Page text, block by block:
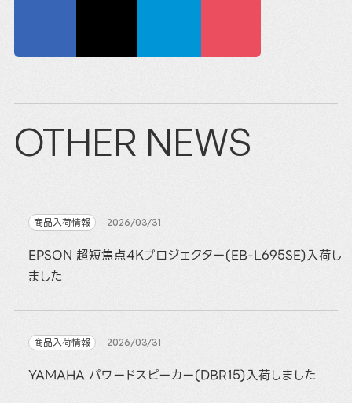
OTHER NEWS
商品入荷情報 2026/03/31
EPSON 超短焦点4Kプロジェクター(EB-L695SE)入荷し
ました
商品入荷情報 2026/03/31
YAMAHA パワードスピーカー(DBR15)入荷しました